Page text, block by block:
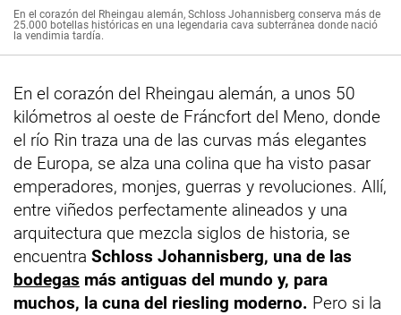
En el corazón del Rheingau alemán, Schloss Johannisberg conserva más de
25.000 botellas históricas en una legendaria cava subterránea donde nació
la vendimia tardía.
En el corazón del Rheingau alemán, a unos 50
kilómetros al oeste de Fráncfort del Meno, donde
el río Rin traza una de las curvas más elegantes
de Europa, se alza una colina que ha visto pasar
emperadores, monjes, guerras y revoluciones. Allí,
entre viñedos perfectamente alineados y una
arquitectura que mezcla siglos de historia, se
encuentra Schloss Johannisberg, una de las
bodegas más antiguas del mundo y, para
muchos, la cuna del riesling moderno. Pero si la